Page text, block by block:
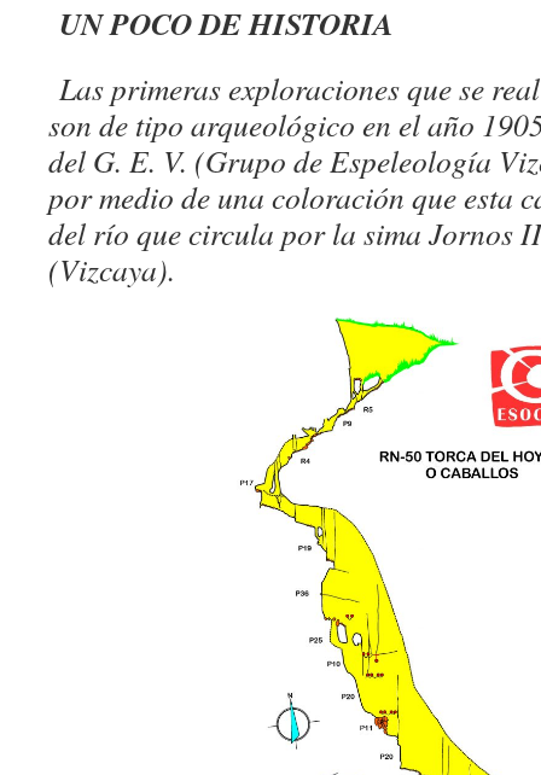
UN POCO DE HISTORIA
Las primeras exploraciones que se
son de tipo arqueológico en el año
del G. E. V. (Grupo de Espeleología
por medio de una coloración que esta
del río que circula por la sima Jornos
(Vizcaya).